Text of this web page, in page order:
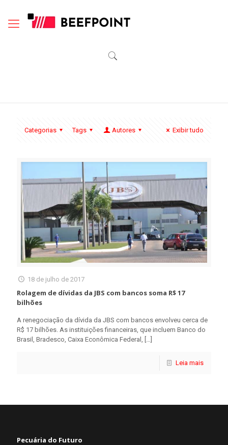
Categorias Tags Autores Exibir tudo
18 de julho de 2017
Rolagem de dívidas da JBS com bancos soma R$ 17
bilhões
A renegociação da dívida da JBS com bancos envolveu cerca de
R$ 17 bilhões. As instituições financeiras, que incluem Banco do
Brasil, Bradesco, Caixa Econômica Federal, […]
Leia mais
Pecuária do Futuro